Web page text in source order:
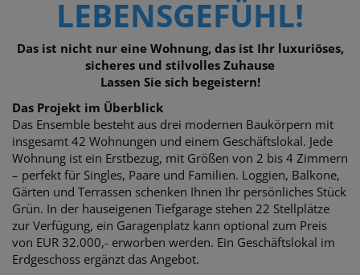
LEBENSGEFÜHL!
Das ist nicht nur eine Wohnung, das ist Ihr luxuriöses,
sicheres und stilvolles Zuhause
Lassen Sie sich begeistern!
Das Projekt im Überblick
Das Ensemble besteht aus drei modernen Baukörpern mit
insgesamt 42 Wohnungen und einem Geschäftslokal. Jede
Wohnung ist ein Erstbezug, mit Größen von 2 bis 4 Zimmern
– perfekt für Singles, Paare und Familien. Loggien, Balkone,
Gärten und Terrassen schenken Ihnen Ihr persönliches Stück
Grün. In der hauseigenen Tiefgarage stehen 22 Stellplätze
zur Verfügung, ein Garagenplatz kann optional zum Preis
von EUR 32.000,- erworben werden. Ein Geschäftslokal im
Erdgeschoss ergänzt das Angebot.